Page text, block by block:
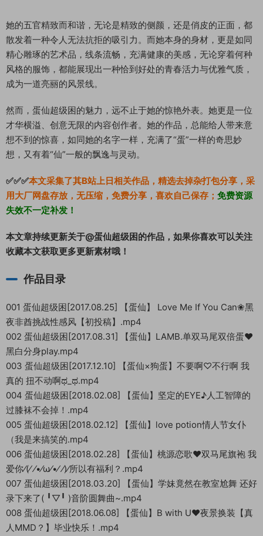
她的五官精致而和谐，无论是精致的侧颜，还是俏皮的正面，都
散发着一种令人无法抗拒的吸引力。而她本身的身材，更是如同
精心雕琢的艺术品，线条流畅，充满健康的美感，无论穿着何种
风格的服饰，都能展现出一种恰到好处的青春活力与优雅气质，
成为一道亮丽的风景线。
然而，蛋仙超级困的魅力，远不止于她的惊艳外表。她更是一位
才华横溢、创意无限的内容创作者。她的作品，总能给人带来意
想不到的惊喜，如同她的名字一样，充满了“蛋”一样的奇思妙
想，又有着“仙”一般的飘逸与灵动。
✅✅✅本文采集了其B站上日相关作品，精选去掉杂打包分享，采
用大厂网盘存放，无压缩，免费分享，喜欢自己保存； 免费资源
失效不一定补发！
本文章持续更新关于@蛋仙超级困的作品，如果你喜欢可以关注
收藏本文获取更多更新素材哦！
作品目录
001 蛋仙超级困[2017.08.25] 【蛋仙】 Love Me If You Can❀黑
夜非酋挑战性感风【初投稿】.mp4
002 蛋仙超级困[2017.08.31] 【蛋仙】LAMB.单双马尾双倍蛋♥
黑白分身play.mp4
003 蛋仙超级困[2017.12.10] 【蛋仙×狗蛋】不要啊♡不行啊 我
真的 扭不动啊ಥ_ಥ.mp4
004 蛋仙超级困[2018.02.08] 【蛋仙】坚定的EYE♪人工智障的
过膝袜不会掉！.mp4
005 蛋仙超级困[2018.02.12] 【蛋仙】love potion情人节女仆
（我是来搞笑的.mp4
006 蛋仙超级困[2018.02.28] 【蛋仙】桃源恋歌❤双马尾旗袍 我
爱你⁄(⁄ ⁄•⁄ω⁄•⁄ ⁄)⁄所以有福利？.mp4
007 蛋仙超级困[2018.03.20] 【蛋仙】学妹竟然在教室尬舞 还好
录下来了( ╹▽╹ )音阶圆舞曲~.mp4
008 蛋仙超级困[2018.06.08] 【蛋仙】B with U♥夜景换装【真
人MMD？】毕业快乐！.mp4